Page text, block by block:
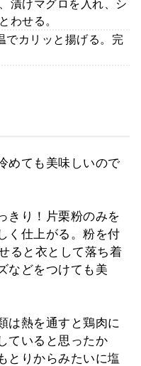
漬けマグロを入れ、シ
わせる。
でカリッと揚げる。完
めても美味しいので
きり！片栗粉のみを
く仕上がる。粉を付
ると衣として落ち着
などをつけても美
は熱を通すと鶏肉に
ていると思ったか
とりからみたいに塩